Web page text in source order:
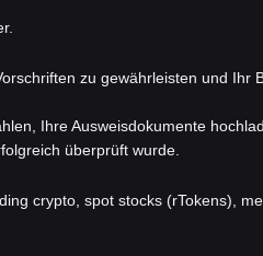
zu gewährleisten und Ihr
Ihre Ausweisdokumente
überprüft wurde.
crypto, spot stocks (rTokens),